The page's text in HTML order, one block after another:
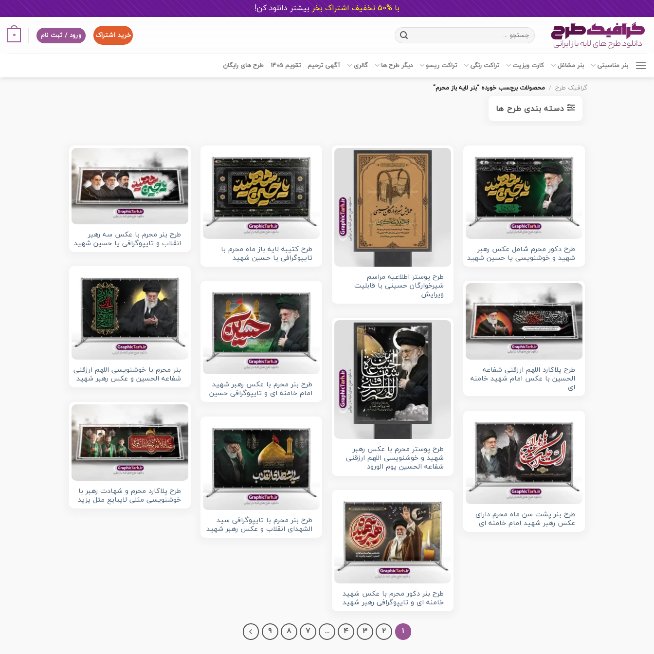
با %50 تخفیف اشتراک بخر بیشتر دانلود کن!
content
جستجو
برای:
خرید اشتراک ورود / ثبت نام 0
بنر مناسبتی بنر مشاغل کارت ویزیت تراکت رنگی تراکت ریسو دیگر طرح ها گالری آگهی ترحیم تقویم 1405 طرح های رایگان
گرافیک طرح / محصولات برچسب خورده “بنر لایه باز محرم”
دسته بندی طرح ها
طرح دکور محرم شامل عکس رهبر
شهید و خوشنویسی یا حسین شهید
طرح پوستر اطلاعیه مراسم
شیرخوارگان حسینی با قابلیت
ویرایش
طرح کتیبه لایه باز ماه محرم با
تایپوگرافی یا حسین شهید
طرح بنر محرم با عکس سه رهبر
انقلاب و تایپوگرافی یا حسین شهید
بنر محرم با خوشنویسی اللهم ارزقنی
شفاعه الحسین و عکس رهبر شهید
طرح پلاکارد اللهم ارزقنی شفاعه
الحسین با عکس امام شهید خامنه
ای
طرح بنر محرم با عکس رهبر شهید
امام خامنه ای و تایپوگرافی حسین
طرح پوستر محرم با عکس رهبر
شهید و خوشنویسی اللهم ارزقنی
شفاعه الحسین یوم الورود
طرح پلاکارد محرم و شهادت رهبر با
خوشنویسی مثلی لایبایع مثل یزید
طرح بنر پشت سن ماه محرم دارای
عکس رهبر شهید امام خامنه ای
طرح بنر محرم با تایپوگرافی سید
الشهدای انقلاب و عکس رهبر شهید
طرح بنر دکور محرم با عکس شهید
خامنه ای و تایپوگرافی رهبر شهید
1
2
3
4
…
7
8
9